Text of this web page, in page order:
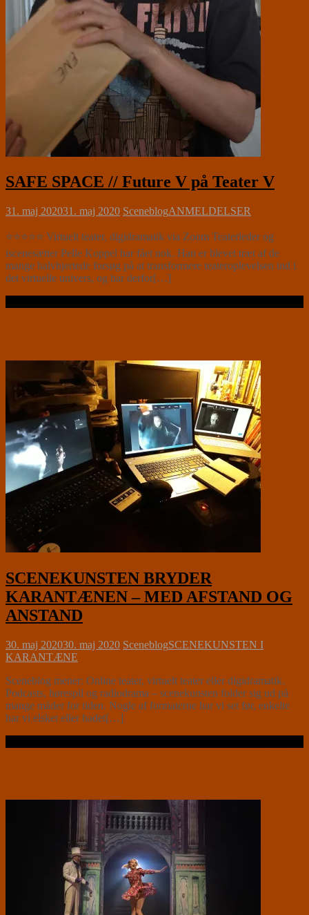
SAFE SPACE // Future V på Teater V
31. maj 202031. maj 2020 SceneblogANMELDELSER
⭐⭐⭐⭐⭐ Virtuelt teater, digidramatik via Zoom Teaterleder og
iscenesætter Pelle Koppel har fået nok. Han er blevet træt af de
mange halvhjertede forsøg på at transformere teateroplevelsen ind i
det virtuelle univers, og har derfor[…]
SCENEKUNSTEN BRYDER
KARANTÆNEN – MED AFSTAND OG
ANSTAND
30. maj 202030. maj 2020 SceneblogSCENEKUNSTEN I
KARANTÆNE
Sceneblog mener: Online teater, virtuelt teater eller digidramatik.
Podcasts, hørespil og radiodrama – scenekunsten folder sig ud på
mange måder for tiden. Nogle af formaterne har vi set før, enkelte
har vi elsket eller hadet[…]